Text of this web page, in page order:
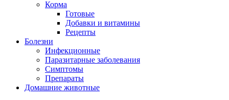
Корма
Готовые
Добавки и витамины
Рецепты
Болезни
Инфекционные
Паразитарные заболевания
Симптомы
Препараты
Домашние животные